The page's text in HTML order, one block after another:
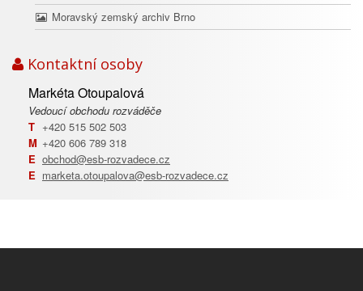
Moravský zemský archiv Brno
Kontaktní osoby
Markéta Otoupalová
Vedoucí obchodu rozváděče
T +420 515 502 503
M +420 606 789 318
E obchod@esb-rozvadece.cz
E marketa.otoupalova@esb-rozvadece.cz